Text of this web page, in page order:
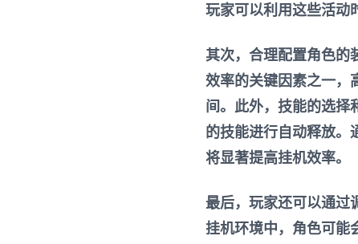
玩家可以利用这些活动
其次，合理配置角色的
效率的关键因素之一，
间。此外，技能的选择
的技能进行自动释放。
将显著提高挂机效率。
最后，玩家还可以通过
挂机环境中，角色可能